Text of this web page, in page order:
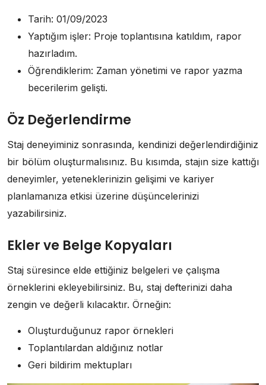
Tarih: 01/09/2023
Yaptığım işler: Proje toplantısına katıldım, rapor
hazırladım.
Öğrendiklerim: Zaman yönetimi ve rapor yazma
becerilerim gelişti.
Öz Değerlendirme
Staj deneyiminiz sonrasında, kendinizi değerlendirdiğiniz
bir bölüm oluşturmalısınız. Bu kısımda, stajın size kattığı
deneyimler, yeteneklerinizin gelişimi ve kariyer
planlamanıza etkisi üzerine düşüncelerinizi
yazabilirsiniz.
Ekler ve Belge Kopyaları
Staj süresince elde ettiğiniz belgeleri ve çalışma
örneklerini ekleyebilirsiniz. Bu, staj defterinizi daha
zengin ve değerli kılacaktır. Örneğin:
Oluşturduğunuz rapor örnekleri
Toplantılardan aldığınız notlar
Geri bildirim mektupları